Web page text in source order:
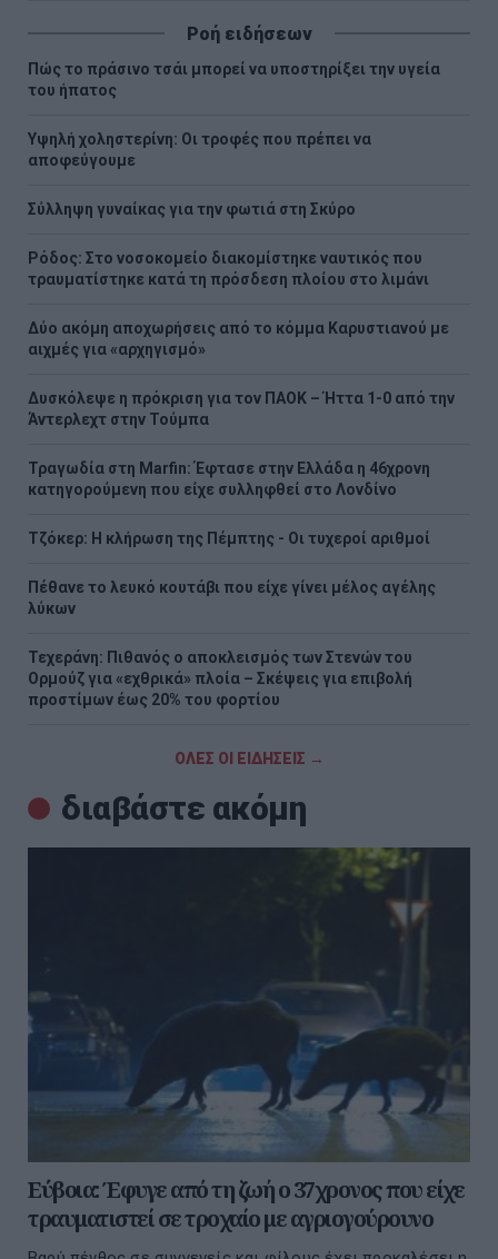
Ροή ειδήσεων
Πώς το πράσινο τσάι μπορεί να υποστηρίξει την υγεία
του ήπατος
Υψηλή χοληστερίνη: Οι τροφές που πρέπει να
αποφεύγουμε
Σύλληψη γυναίκας για την φωτιά στη Σκύρο
Ρόδος: Στο νοσοκομείο διακομίστηκε ναυτικός που
τραυματίστηκε κατά τη πρόσδεση πλοίου στο λιμάνι
Δύο ακόμη αποχωρήσεις από το κόμμα Καρυστιανού με
αιχμές για «αρχηγισμό»
Δυσκόλεψε η πρόκριση για τον ΠΑΟΚ – Ήττα 1-0 από την
Άντερλεχτ στην Τούμπα
Τραγωδία στη Marfin: Έφτασε στην Ελλάδα η 46χρονη
κατηγορούμενη που είχε συλληφθεί στο Λονδίνο
Τζόκερ: Η κλήρωση της Πέμπτης - Οι τυχεροί αριθμοί
Πέθανε το λευκό κουτάβι που είχε γίνει μέλος αγέλης
λύκων
Τεχεράνη: Πιθανός ο αποκλεισμός των Στενών του
Ορμούζ για «εχθρικά» πλοία – Σκέψεις για επιβολή
προστίμων έως 20% του φορτίου
ΟΛΕΣ ΟΙ ΕΙΔΗΣΕΙΣ →
διαβάστε ακόμη
Εύβοια: Έφυγε από τη ζωή ο 37χρονος που είχε
τραυματιστεί σε τροχαίο με αγριογούρουνο